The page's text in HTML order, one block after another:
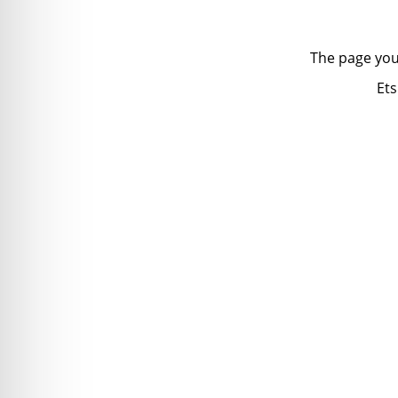
The page